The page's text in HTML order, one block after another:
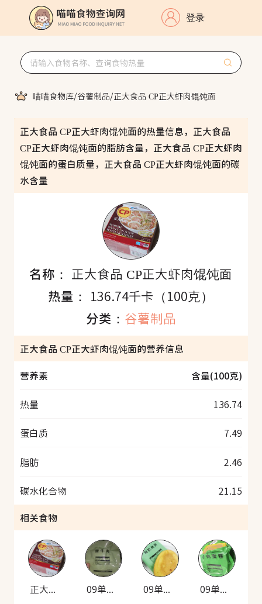
登录
喵喵食物库/谷薯制品/正大食品 CP正大虾肉馄饨面
正大食品 CP正大虾肉馄饨面的热量信息，正大食品
CP正大虾肉馄饨面的脂肪含量，正大食品 CP正大虾肉
馄饨面的蛋白质量，正大食品 CP正大虾肉馄饨面的碳
水含量
名称： 正大食品 CP正大虾肉馄饨面
热量： 136.74千卡（100克）
分类： 谷薯制品
正大食品 CP正大虾肉馄饨面的营养信息
营养素
含量(100克)
热量 136.74
蛋白质 7.49
脂肪 2.46
碳水化合物
21.15
相关食物
正大食品 CP正大虾肉馄饨面 09单兵 自热米饭套餐(酱牛肉) 09单兵 自热米饭套餐(耐贮烤饼) 09单兵 自热米饭套餐(牛肉蛋卷)